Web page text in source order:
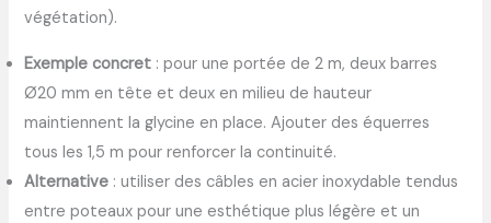
végétation).
Exemple concret : pour une portée de 2 m, deux barres
Ø20 mm en tête et deux en milieu de hauteur
maintiennent la glycine en place. Ajouter des équerres
tous les 1,5 m pour renforcer la continuité.
Alternative : utiliser des câbles en acier inoxydable tendus
entre poteaux pour une esthétique plus légère et un